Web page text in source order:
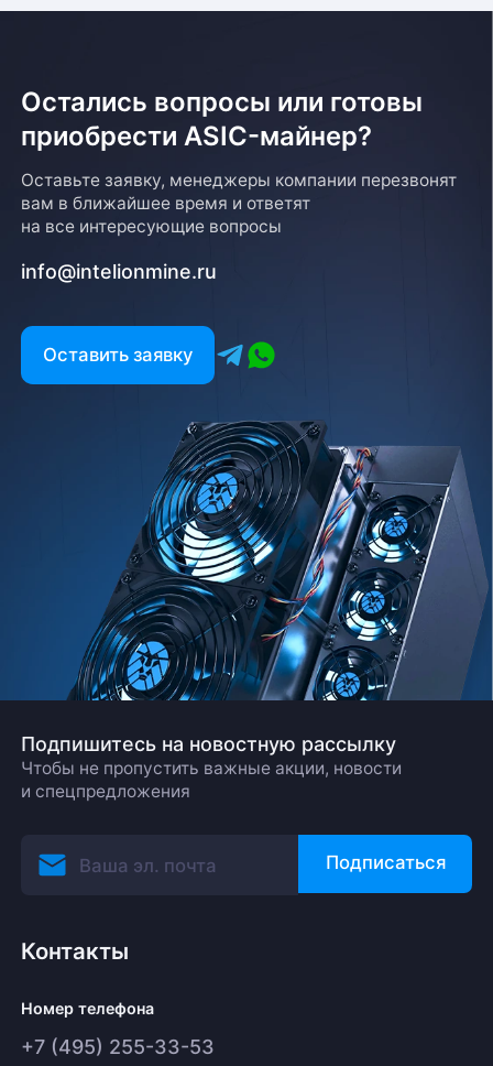
Остались вопросы или готовы
приобрести ASIC-майнер?
Оставьте заявку, менеджеры компании перезвонят
вам в ближайшее время и ответят
на все интересующие вопросы
info@intelionmine.ru
Оставить заявку
Подпишитесь на новостную рассылку
Чтобы не пропустить важные акции, новости
и спецпредложения
Подписаться
Контакты
Номер телефона
+7 (495) 255-33-53